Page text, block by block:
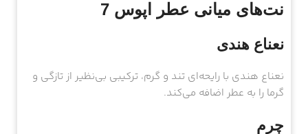
نت‌های میانی عطر اپوس 7
نعناع هندی
نعناع هندی با رایحه‌ای تند و گرم، ترکیبی بی‌نظیر از تازگی و
گرما را به عطر اضافه می‌کند.
چرم